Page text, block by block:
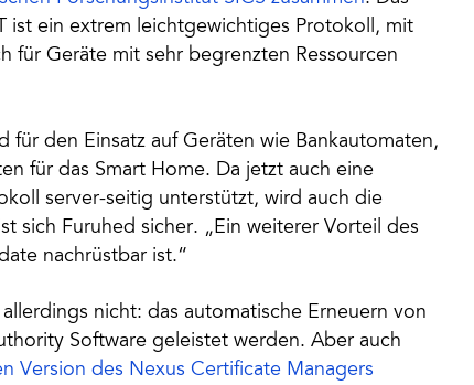
ist ein extrem leichtgewichtiges Protokoll, mit
für Geräte mit sehr begrenzten Ressourcen
für den Einsatz auf Geräten wie Bankautomaten,
für das Smart Home. Da jetzt auch eine
server-seitig unterstützt, wird auch die
sich Furuhed sicher. „Ein weiterer Vorteil des
nachrüstbar ist.“
nicht: das automatische Erneuern von
Software geleistet werden. Aber auch
Version des Nexus Certificate Managers